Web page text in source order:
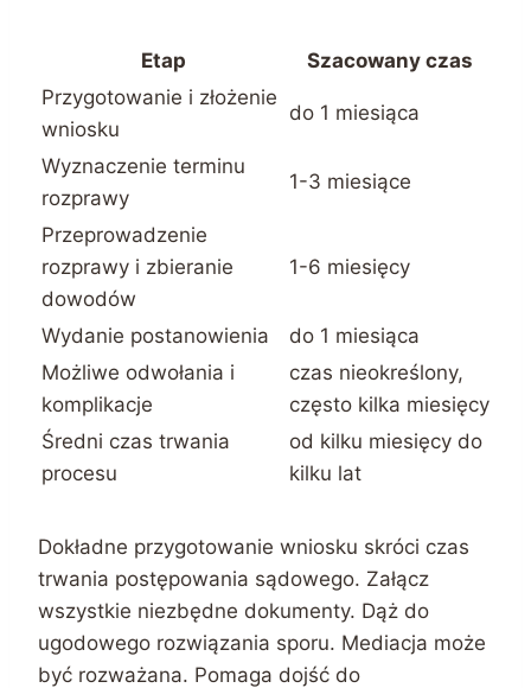
Etap
Szacowany czas
Przygotowanie i złożenie
wniosku
do 1 miesiąca
Wyznaczenie terminu
rozprawy
1-3 miesiące
Przeprowadzenie
rozprawy i zbieranie
dowodów
1-6 miesięcy
Wydanie postanowienia
do 1 miesiąca
Możliwe odwołania i
komplikacje
czas nieokreślony,
często kilka miesięcy
Średni czas trwania
procesu
od kilku miesięcy do
kilku lat
Dokładne przygotowanie wniosku skróci czas
trwania postępowania sądowego. Załącz
wszystkie niezbędne dokumenty. Dąż do
ugodowego rozwiązania sporu. Mediacja może
być rozważana. Pomaga dojść do